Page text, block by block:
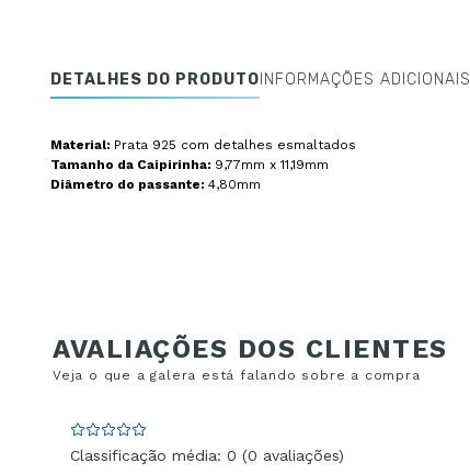
DETALHES DO PRODUTO INFORMAÇÕES ADICIONAIS
Material: Prata 925 com detalhes esmaltados
Tamanho da Caipirinha: 9,77mm x 11,19mm
Diâmetro do passante: 4,80mm
Classificação média: 0 (0 avaliações)